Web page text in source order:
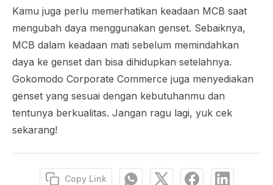
Kamu juga perlu memerhatikan keadaan MCB saat
mengubah daya menggunakan genset. Sebaiknya,
MCB dalam keadaan mati sebelum memindahkan
daya ke genset dan bisa dihidupkan setelahnya.
Gokomodo Corporate Commerce juga menyediakan
genset yang sesuai dengan kebutuhanmu dan
tentunya berkualitas. Jangan ragu lagi, yuk cek
sekarang!
Copy Link